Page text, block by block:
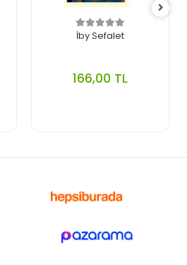
İby Sefalet
166,00 TL